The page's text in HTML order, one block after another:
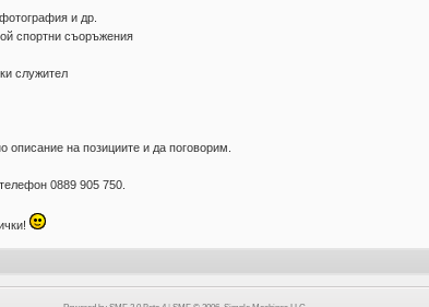
и др.
спортни съоръжения
служител
на позициите и да поговорим.
0889 905 750.